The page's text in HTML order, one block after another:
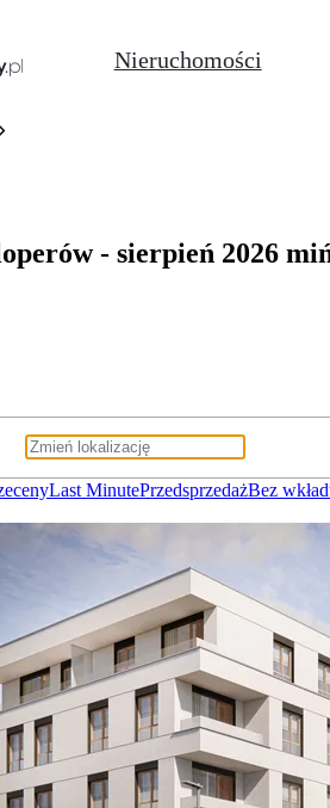
Nieruchomości
- sierpień 2026
Last MinutePrzedsprzedażBez